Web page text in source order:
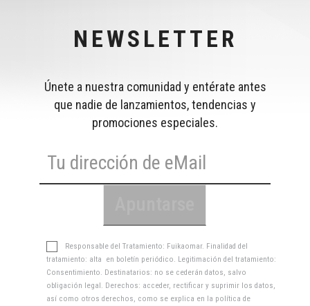
NEWSLETTER
Únete a nuestra comunidad y entérate antes
que nadie de lanzamientos, tendencias y
promociones especiales.
Responsable del Tratamiento: Fuikaomar. Finalidad del
tratamiento: alta en boletín periódico. Legitimación del tratamiento:
Consentimiento. Destinatarios: no se cederán datos, salvo
obligación legal. Derechos: acceder, rectificar y suprimir los datos,
así como otros derechos, como se explica en la política de